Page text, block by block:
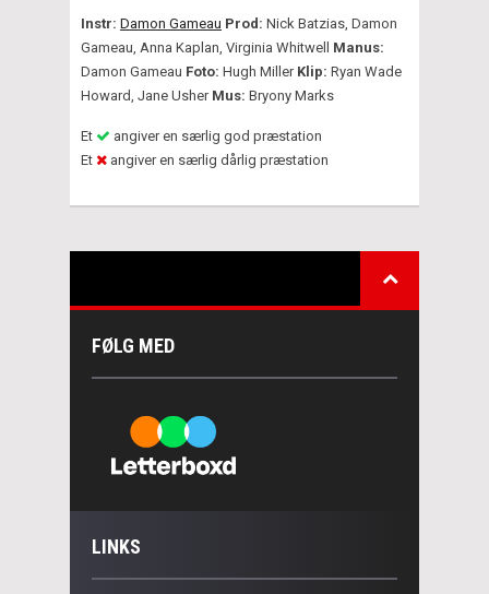
Instr: Damon Gameau Prod: Nick Batzias, Damon
Gameau, Anna Kaplan, Virginia Whitwell Manus:
Damon Gameau Foto: Hugh Miller Klip: Ryan Wade
Howard, Jane Usher Mus: Bryony Marks
Et
angiver en særlig god præstation
Et
angiver en særlig dårlig præstation
FØLG MED
LINKS